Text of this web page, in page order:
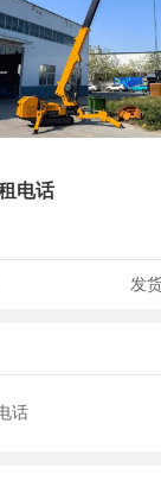
电话
发
话